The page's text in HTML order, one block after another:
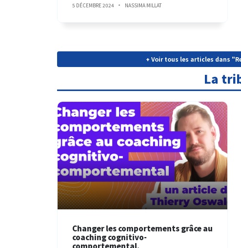
5 DÉCEMBRE 2024 NASSIMA MILLAT
+ Voir tous les articles dans
La
Changer les comportements grâce au
coaching cognitivo-
comportemental.